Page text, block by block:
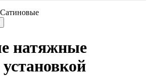
Сатиновые
натяжные